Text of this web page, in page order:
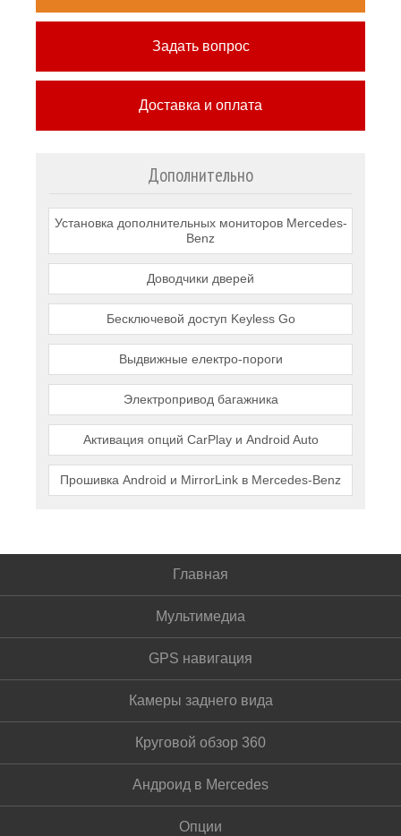
Задать вопрос
Доставка и оплата
Дополнительно
Установка дополнительных мониторов Mercedes-
Benz
Доводчики дверей
Бесключевой доступ Keyless Go
Выдвижные електро-пороги
Электропривод багажника
Активация опций CarPlay и Android Auto
Прошивка Android и MirrorLink в Mercedes-Benz
Главная
Мультимедиа
GPS навигация
Камеры заднего вида
Круговой обзор 360
Андроид в Mercedes
Опции